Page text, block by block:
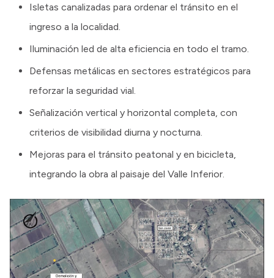
Isletas canalizadas para ordenar el tránsito en el
ingreso a la localidad.
Iluminación led de alta eficiencia en todo el tramo.
Defensas metálicas en sectores estratégicos para
reforzar la seguridad vial.
Señalización vertical y horizontal completa, con
criterios de visibilidad diurna y nocturna.
Mejoras para el tránsito peatonal y en bicicleta,
integrando la obra al paisaje del Valle Inferior.